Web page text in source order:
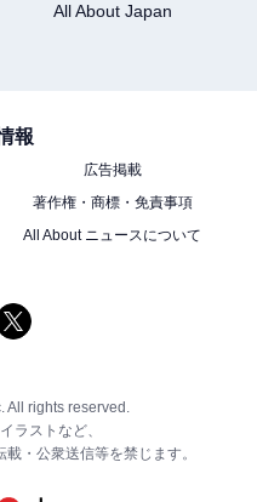
All About Japan
報
広告掲載
著作権・商標・免責事項
All About ニュースについて
All rights reserved.
ラストなど、
・公衆送信等を禁じます。